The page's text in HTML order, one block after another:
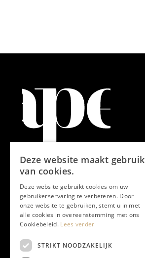
Aanmelden nieuwsbrief
Magazine
Deze website maakt gebruik
van cookies.
Deze website gebruikt cookies om uw
gebruikerservaring te verbeteren. Door
onze website te gebruiken, stemt u in met
alle cookies in overeenstemming met ons
Cookiebeleid. Lees verder
STRIKT NOODZAKELIJK